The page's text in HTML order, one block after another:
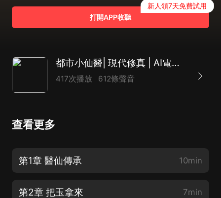
打開APP收聽
新人領7天免費試用
都市小仙醫| 現代修真 | AI電子書
417次播放 612條聲音
查看更多
第1章 醫仙傳承 10min
第2章 把玉拿來 7min